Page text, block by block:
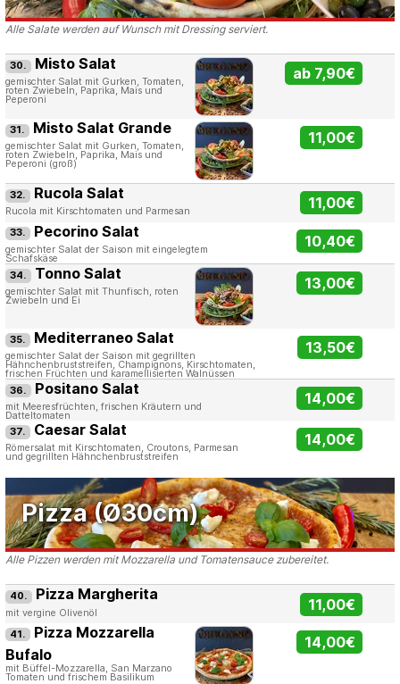
Alle Salate werden auf Wunsch mit Dressing serviert.
30. Misto Salat
gemischter Salat mit Gurken, Tomaten,
roten Zwiebeln, Paprika, Mais und
Peperoni
ab 7,90€
31. Misto Salat Grande
gemischter Salat mit Gurken, Tomaten,
roten Zwiebeln, Paprika, Mais und
Peperoni (groß)
11,00€
32. Rucola Salat
Rucola mit Kirschtomaten und Parmesan 11,00€
33. Pecorino Salat
gemischter Salat der Saison mit eingelegtem
Schafskäse
10,40€
34. Tonno Salat
gemischter Salat mit Thunfisch, roten
Zwiebeln und Ei
13,00€
35. Mediterraneo Salat
gemischter Salat der Saison mit gegrillten
Hähnchenbruststreifen, Champignons, Kirschtomaten,
frischen Früchten und karamellisierten Walnüssen
13,50€
36. Positano Salat
mit Meeresfrüchten, frischen Kräutern und
Datteltomaten
14,00€
37. Caesar Salat
Römersalat mit Kirschtomaten, Croutons, Parmesan
und gegrillten Hähnchenbruststreifen
14,00€
Pizza (Ø30cm)
Alle Pizzen werden mit Mozzarella und Tomatensauce zubereitet.
40. Pizza Margherita
mit vergine Olivenöl 11,00€
41. Pizza Mozzarella
Bufalo
mit Büffel-Mozzarella, San Marzano
Tomaten und frischem Basilikum
14,00€